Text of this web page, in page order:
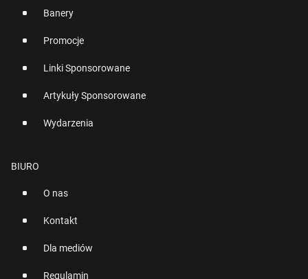
Banery
Promocje
Linki Sponsorowane
Artykuły Sponsorowane
Wydarzenia
BIURO
O nas
Kontakt
Dla mediów
Regulamin